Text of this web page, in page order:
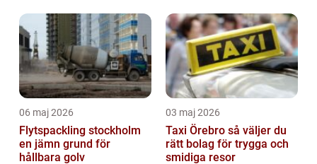
06 maj 2026
Flytspackling stockholm
en jämn grund för
hållbara golv
03 maj 2026
Taxi Örebro så väljer du
rätt bolag för trygga och
smidiga resor